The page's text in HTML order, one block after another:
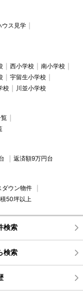
ウス見学
西小学校
南小学校
宇留生小学校
校 川並小学校
返済額9万円台
ダウン物件
50坪以上
検索
検索